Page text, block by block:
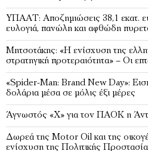
ΥΠΑΑΤ: Αποζημιώσεις 38,1 εκατ.
ευλογιά, πανώλη και αφθώδη
Μητσοτάκης: «Η ενίσχυση της
στρατηγική προτεραιότητα» – Οι
«Spider-Man: Brand New Day»:
δολάρια μέσα σε μόλις έξι μέρες
Άγνωστός «Χ» για τον ΠΑΟΚ η
Δωρεά της Motor Oil και της
ενίσχυση της Πολιτικής